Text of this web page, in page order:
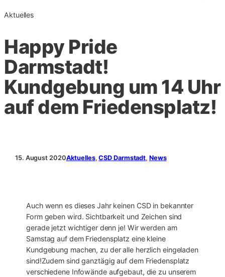
Aktuelles
Happy Pride
Darmstadt!
Kundgebung um 14 Uhr
auf dem Friedensplatz!
15. August 2020Aktuelles, CSD Darmstadt, News
Auch wenn es dieses Jahr keinen CSD in bekannter
Form geben wird. Sichtbarkeit und Zeichen sind
gerade jetzt wichtiger denn je! Wir werden am
Samstag auf dem Friedensplatz eine kleine
Kundgebung machen, zu der alle herzlich eingeladen
sind!Zudem sind ganztägig auf dem Friedensplatz
verschiedene Infowände aufgebaut, die zu unserem